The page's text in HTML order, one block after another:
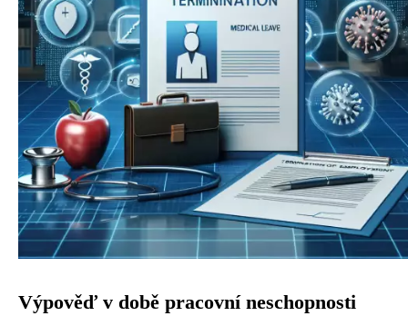
Výpověď v době pracovní neschopnosti